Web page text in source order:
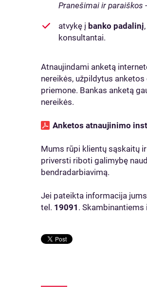
Pranešimai ir paraiškos
atvykę į banko padalinį
konsultantai.
Atnaujindami anketą
nereikės, užpildytus
priemone. Bankas anketą
nereikės.
Anketos atnaujinimo
Mums rūpi klientų sąskaitų
priversti riboti galimybę
bendradarbiavimą.
Jei pateikta informacija
tel. 19091 .